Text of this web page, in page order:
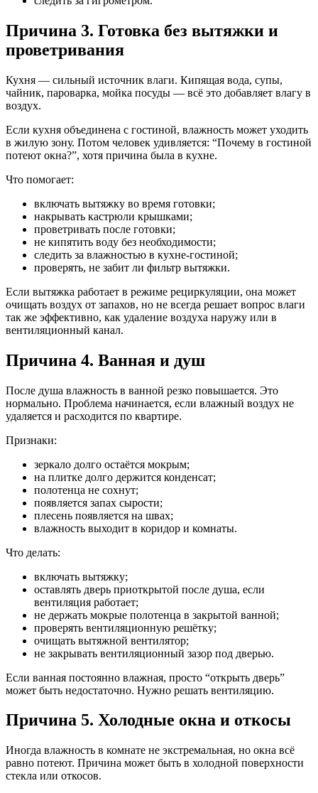
Причина 3. Готовка без вытяжки и
проветривания
Кухня — сильный источник влаги. Кипящая вода, супы,
чайник, пароварка, мойка посуды — всё это добавляет влагу в
воздух.
Если кухня объединена с гостиной, влажность может уходить
в жилую зону. Потом человек удивляется: “Почему в гостиной
потеют окна?”, хотя причина была в кухне.
Что помогает:
включать вытяжку во время готовки;
накрывать кастрюли крышками;
проветривать после готовки;
не кипятить воду без необходимости;
следить за влажностью в кухне-гостиной;
проверять, не забит ли фильтр вытяжки.
Если вытяжка работает в режиме рециркуляции, она может
очищать воздух от запахов, но не всегда решает вопрос влаги
так же эффективно, как удаление воздуха наружу или в
вентиляционный канал.
Причина 4. Ванная и душ
После душа влажность в ванной резко повышается. Это
нормально. Проблема начинается, если влажный воздух не
удаляется и расходится по квартире.
Признаки:
зеркало долго остаётся мокрым;
на плитке долго держится конденсат;
полотенца не сохнут;
появляется запах сырости;
плесень появляется на швах;
влажность выходит в коридор и комнаты.
Что делать:
включать вытяжку;
оставлять дверь приоткрытой после душа, если
вентиляция работает;
не держать мокрые полотенца в закрытой ванной;
проверять вентиляционную решётку;
очищать вытяжной вентилятор;
не закрывать вентиляционный зазор под дверью.
Если ванная постоянно влажная, просто “открыть дверь”
может быть недостаточно. Нужно решать вентиляцию.
Причина 5. Холодные окна и откосы
Иногда влажность в комнате не экстремальная, но окна всё
равно потеют. Причина может быть в холодной поверхности
стекла или откосов.